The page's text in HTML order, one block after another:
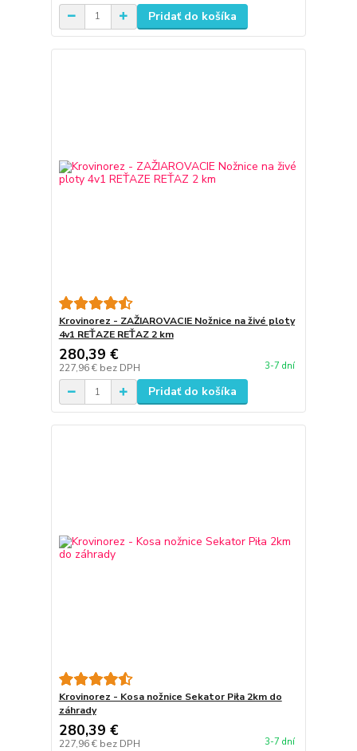
Pridať do košíka
Krovinorez - ZAŽIAROVACIE Nožnice na živé ploty
4v1 REŤAZE REŤAZ 2 km
280,39 €
227,96 € bez DPH 3-7 dní
Pridať do košíka
Krovinorez - Kosa nožnice Sekator Piła 2km do
záhrady
280,39 €
227,96 € bez DPH 3-7 dní